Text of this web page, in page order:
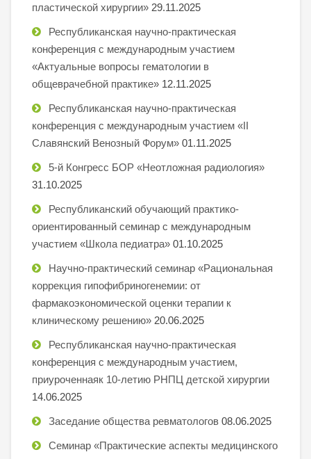
пластической хирургии» 29.11.2025
Республиканская научно-практическая
конференция с международным участием
«Актуальные вопросы гематологии в
общеврачебной практике» 12.11.2025
Республиканская научно-практическая
конференция с международным участием «II
Славянский Венозный Форум» 01.11.2025
5-й Конгресс БОР «Неотложная радиология»
31.10.2025
Республиканский обучающий практико-
ориентированный семинар с международным
участием «Школа педиатра» 01.10.2025
Научно-практический семинар «Рациональная
коррекция гипофибриногенемии: от
фармакоэкономической оценки терапии к
клиническому решению» 20.06.2025
Республиканская научно-практическая
конференция с международным участием,
приуроченнаяк 10-летию РНПЦ детской хирургии
14.06.2025
Заседание общества ревматологов 08.06.2025
Семинар «Практические аспекты медицинского